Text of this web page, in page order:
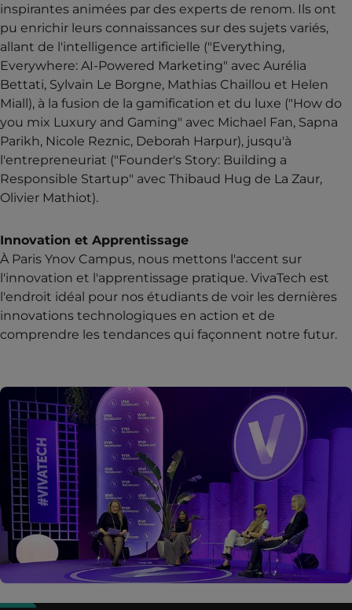
inspirantes animées par des experts de renom. Ils ont
pu enrichir leurs connaissances sur des sujets variés,
allant de l'intelligence artificielle ("Everything,
Everywhere: AI-Powered Marketing" avec Aurélia
Bettati, Sylvain Le Borgne, Mathias Chaillou et Helen
Miall), à la fusion de la gamification et du luxe ("How do
you mix Luxury and Gaming" avec Michael Fan, Sapna
Parikh, Nicole Reznic, Deborah Harpur), jusqu'à
l'entrepreneuriat ("Founder's Story: Building a
Responsible Startup" avec Thibaud Hug de La Zaur,
Olivier Mathiot).
Innovation et Apprentissage
À Paris Ynov Campus, nous mettons l'accent sur
l'innovation et l'apprentissage pratique. VivaTech est
l'endroit idéal pour nos étudiants de voir les dernières
innovations technologiques en action et de
comprendre les tendances qui façonnent notre futur.